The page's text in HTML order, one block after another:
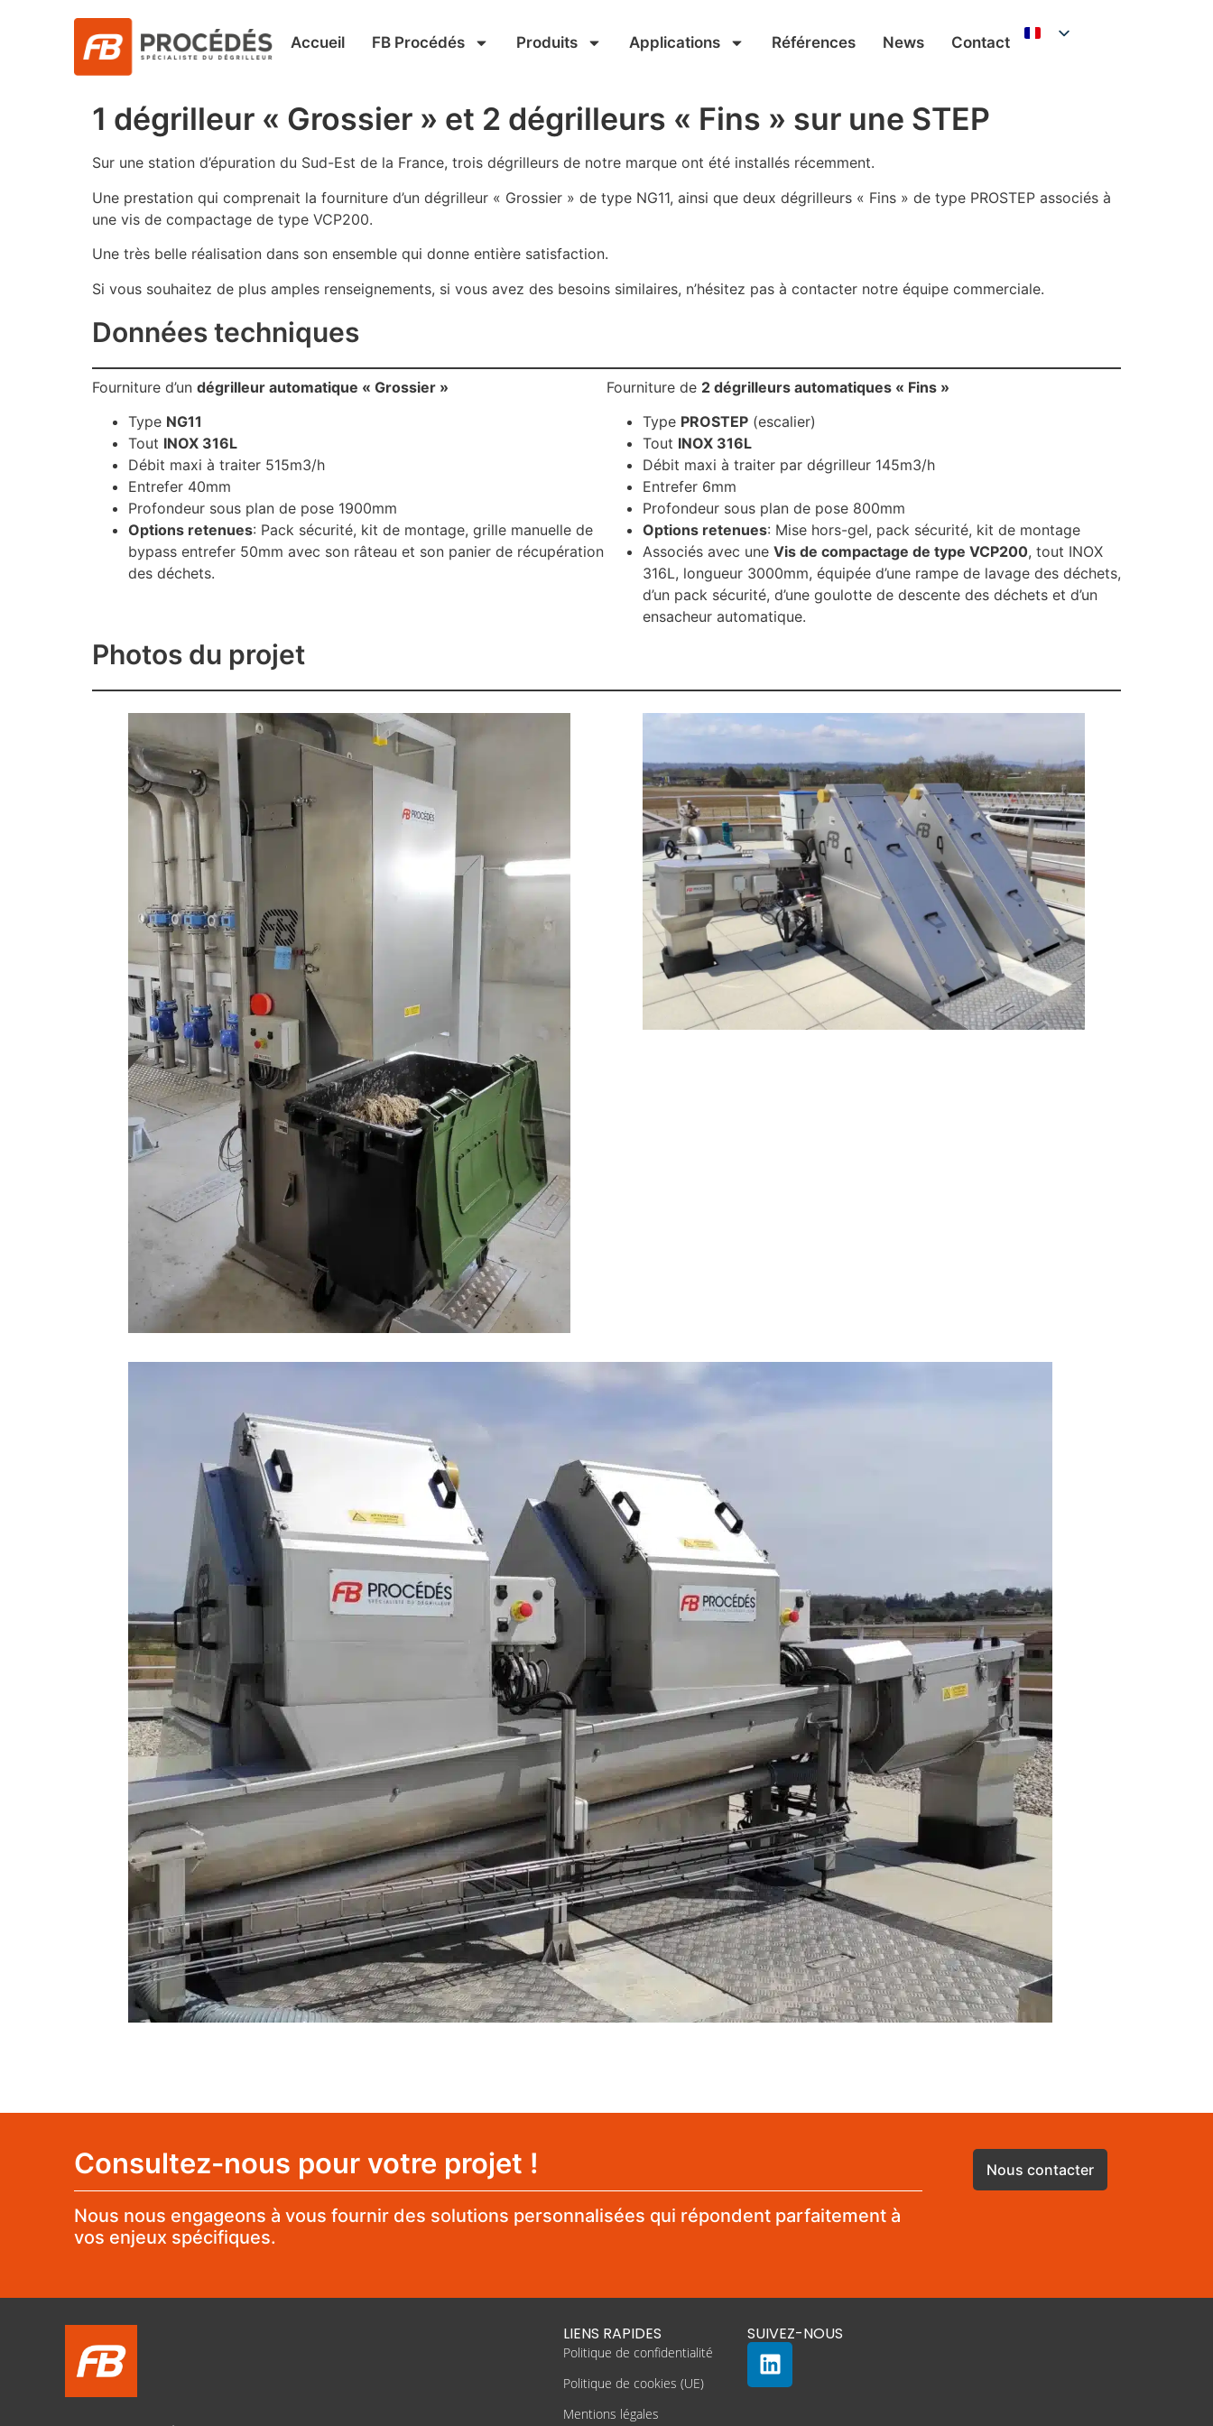
Accueil FB Procédés Produits Applications Références News Contact
1 dégrilleur « Grossier » et 2 dégrilleurs « Fins » sur une STEP
Sur une station d’épuration du Sud-Est de la France, trois dégrilleurs de notre marque ont été installés récemment.
Une prestation qui comprenait la fourniture d’un dégrilleur « Grossier » de type NG11, ainsi que deux dégrilleurs « Fins » de type PROSTEP associés à
une vis de compactage de type VCP200.
Une très belle réalisation dans son ensemble qui donne entière satisfaction.
Si vous souhaitez de plus amples renseignements, si vous avez des besoins similaires, n’hésitez pas à contacter notre équipe commerciale.
Données techniques
Fourniture d’un dégrilleur automatique « Grossier »
Type NG11
Tout INOX 316L
Débit maxi à traiter 515m3/h
Entrefer 40mm
Profondeur sous plan de pose 1900mm
Options retenues: Pack sécurité, kit de montage, grille manuelle de
bypass entrefer 50mm avec son râteau et son panier de récupération
des déchets.
Fourniture de 2 dégrilleurs automatiques « Fins »
Type PROSTEP (escalier)
Tout INOX 316L
Débit maxi à traiter par dégrilleur 145m3/h
Entrefer 6mm
Profondeur sous plan de pose 800mm
Options retenues: Mise hors-gel, pack sécurité, kit de montage
Associés avec une Vis de compactage de type VCP200, tout INOX
316L, longueur 3000mm, équipée d’une rampe de lavage des déchets,
d’un pack sécurité, d’une goulotte de descente des déchets et d’un
ensacheur automatique.
Photos du projet
Consultez-nous pour votre projet !
Nous nous engageons à vous fournir des solutions personnalisées qui répondent parfaitement à
vos enjeux spécifiques.
Nous contacter
LIENS RAPIDES
Politique de confidentialité
Politique de cookies (UE)
Mentions légales
SUIVEZ-NOUS